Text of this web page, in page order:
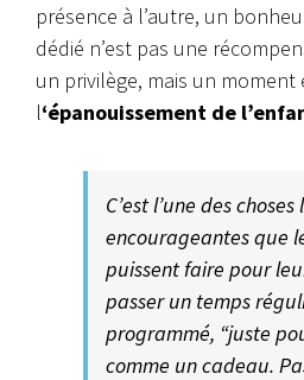
présence à l’autre, un
dédié n’est pas une
un privilège, mais un
l‘épanouissement de
C’est l’une des
encourageantes que
puissent faire pour
passer un temps
programmé, “juste
comme un cadeau.